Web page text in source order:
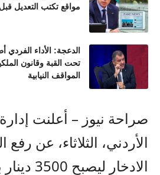
مواقع تكتب التعديل
الدعجة: الأداء الفردي
تحت القبة وقانون
المواقف النيابية
صراحة نيوز – أعلنت
الأردني، الثلاثاء، عن رفع